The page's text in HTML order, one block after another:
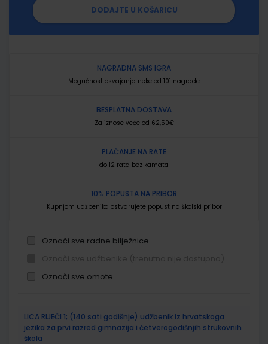
DODAJTE U KOŠARICU
NAGRADNA SMS IGRA
Mogućnost osvajanja neke od 101 nagrade
BESPLATNA DOSTAVA
Za iznose veće od 62,50€
PLAĆANJE NA RATE
do 12 rata bez kamata
10% POPUSTA NA PRIBOR
Kupnjom udžbenika ostvarujete popust na školski pribor
Označi sve radne bilježnice
Označi sve omote
proizvodi
LICA RIJEČI 1; (140 sati godišnje) udžbenik iz hrvatskoga
jezika za prvi razred gimnazija i četverogodišnjih strukovnih
škola